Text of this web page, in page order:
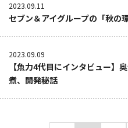
2023.09.11
セブン＆アイグループの「秋の
2023.09.09
【魚力4代目にインタビュー】
煮、開発秘話